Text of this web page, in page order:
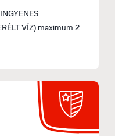
VÍZ) maximum 2